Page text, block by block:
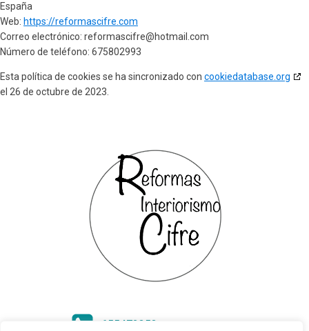
España
Web: https://reformascifre.com
Correo electrónico: reformascifre@hotmail.com
Número de teléfono: 675802993
Esta política de cookies se ha sincronizado con cookiedatabase.org
el 26 de octubre de 2023.
655472353